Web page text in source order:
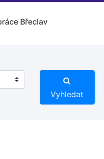
Břeclav
Vyhledat